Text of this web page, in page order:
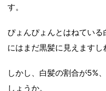
す。
ぴょんぴょんとはねてい
にはまだ黒髪に見えますし
しかし、白髪の割合が5%
しょうか。